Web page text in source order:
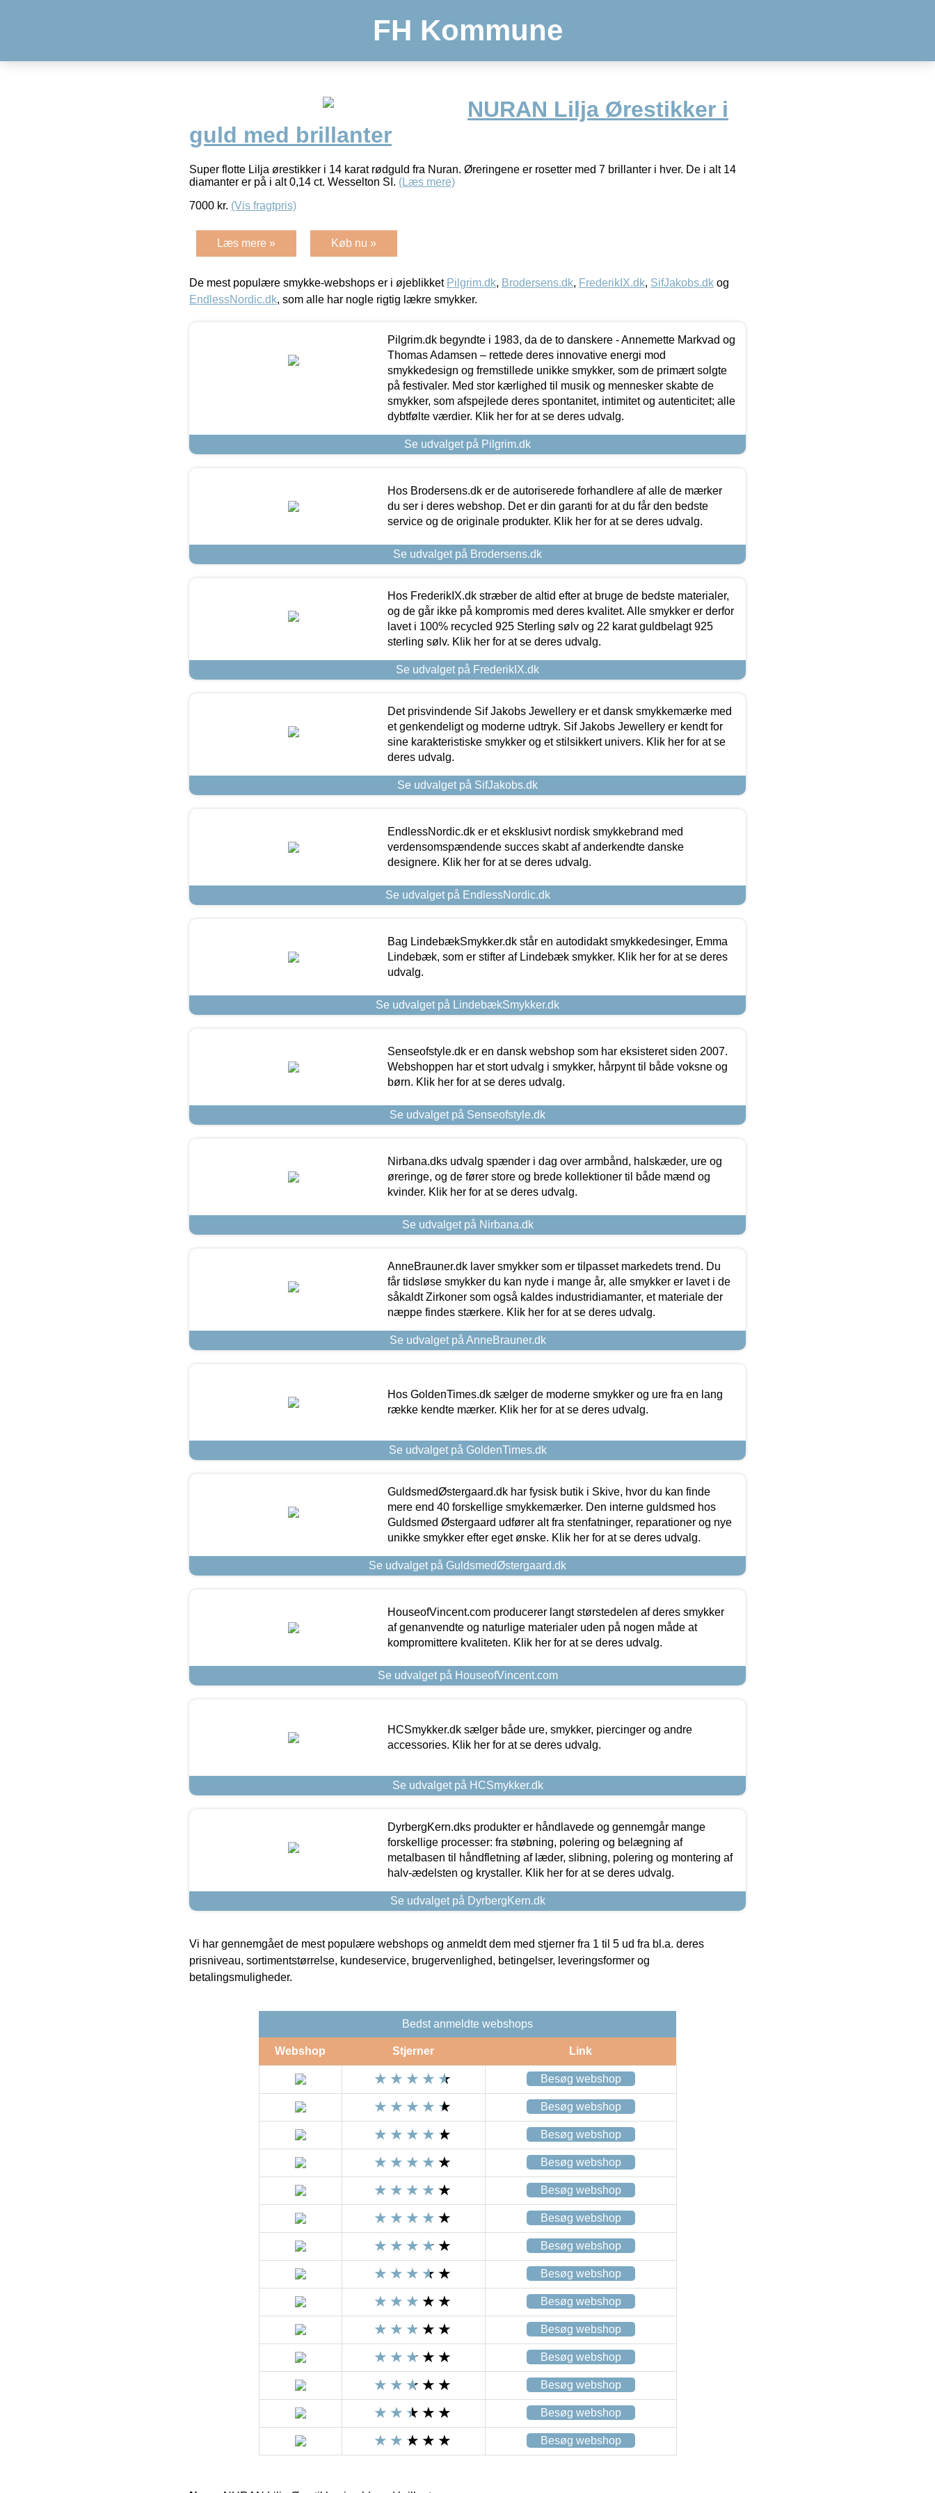
FH Kommune
NURAN Lilja Ørestikker i
guld med brillanter
Super flotte Lilja ørestikker i 14 karat rødguld fra Nuran. Øreringene er rosetter med 7 brillanter i hver. De i alt 14
diamanter er på i alt 0,14 ct. Wesselton SI. (Læs mere)
7000 kr. (Vis fragtpris)
Læs mere » Køb nu »
De mest populære smykke-webshops er i øjeblikket Pilgrim.dk, Brodersens.dk, FrederikIX.dk, SifJakobs.dk og
EndlessNordic.dk, som alle har nogle rigtig lækre smykker.
Pilgrim.dk begyndte i 1983, da de to danskere - Annemette Markvad og
Thomas Adamsen – rettede deres innovative energi mod
smykkedesign og fremstillede unikke smykker, som de primært solgte
på festivaler. Med stor kærlighed til musik og mennesker skabte de
smykker, som afspejlede deres spontanitet, intimitet og autenticitet; alle
dybtfølte værdier. Klik her for at se deres udvalg.
Se udvalget på Pilgrim.dk
Hos Brodersens.dk er de autoriserede forhandlere af alle de mærker
du ser i deres webshop. Det er din garanti for at du får den bedste
service og de originale produkter. Klik her for at se deres udvalg.
Se udvalget på Brodersens.dk
Hos FrederikIX.dk stræber de altid efter at bruge de bedste materialer,
og de går ikke på kompromis med deres kvalitet. Alle smykker er derfor
lavet i 100% recycled 925 Sterling sølv og 22 karat guldbelagt 925
sterling sølv. Klik her for at se deres udvalg.
Se udvalget på FrederikIX.dk
Det prisvindende Sif Jakobs Jewellery er et dansk smykkemærke med
et genkendeligt og moderne udtryk. Sif Jakobs Jewellery er kendt for
sine karakteristiske smykker og et stilsikkert univers. Klik her for at se
deres udvalg.
Se udvalget på SifJakobs.dk
EndlessNordic.dk er et eksklusivt nordisk smykkebrand med
verdensomspændende succes skabt af anderkendte danske
designere. Klik her for at se deres udvalg.
Se udvalget på EndlessNordic.dk
Bag LindebækSmykker.dk står en autodidakt smykkedesinger, Emma
Lindebæk, som er stifter af Lindebæk smykker. Klik her for at se deres
udvalg.
Se udvalget på LindebækSmykker.dk
Senseofstyle.dk er en dansk webshop som har eksisteret siden 2007.
Webshoppen har et stort udvalg i smykker, hårpynt til både voksne og
børn. Klik her for at se deres udvalg.
Se udvalget på Senseofstyle.dk
Nirbana.dks udvalg spænder i dag over armbånd, halskæder, ure og
øreringe, og de fører store og brede kollektioner til både mænd og
kvinder. Klik her for at se deres udvalg.
Se udvalget på Nirbana.dk
AnneBrauner.dk laver smykker som er tilpasset markedets trend. Du
får tidsløse smykker du kan nyde i mange år, alle smykker er lavet i de
såkaldt Zirkoner som også kaldes industridiamanter, et materiale der
næppe findes stærkere. Klik her for at se deres udvalg.
Se udvalget på AnneBrauner.dk
Hos GoldenTimes.dk sælger de moderne smykker og ure fra en lang
række kendte mærker. Klik her for at se deres udvalg.
Se udvalget på GoldenTimes.dk
GuldsmedØstergaard.dk har fysisk butik i Skive, hvor du kan finde
mere end 40 forskellige smykkemærker. Den interne guldsmed hos
Guldsmed Østergaard udfører alt fra stenfatninger, reparationer og nye
unikke smykker efter eget ønske. Klik her for at se deres udvalg.
Se udvalget på GuldsmedØstergaard.dk
HouseofVincent.com producerer langt størstedelen af deres smykker
af genanvendte og naturlige materialer uden på nogen måde at
kompromittere kvaliteten. Klik her for at se deres udvalg.
Se udvalget på HouseofVincent.com
HCSmykker.dk sælger både ure, smykker, piercinger og andre
accessories. Klik her for at se deres udvalg.
Se udvalget på HCSmykker.dk
DyrbergKern.dks produkter er håndlavede og gennemgår mange
forskellige processer: fra støbning, polering og belægning af
metalbasen til håndfletning af læder, slibning, polering og montering af
halv-ædelsten og krystaller. Klik her for at se deres udvalg.
Se udvalget på DyrbergKern.dk
Vi har gennemgået de mest populære webshops og anmeldt dem med stjerner fra 1 til 5 ud fra bl.a. deres
prisniveau, sortimentstørrelse, kundeservice, brugervenlighed, betingelser, leveringsformer og
betalingsmuligheder.
Bedst anmeldte webshops
Webshop Stjerner Link
Besøg webshop
Besøg webshop
Besøg webshop
Besøg webshop
Besøg webshop
Besøg webshop
Besøg webshop
Besøg webshop
Besøg webshop
Besøg webshop
Besøg webshop
Besøg webshop
Besøg webshop
Besøg webshop